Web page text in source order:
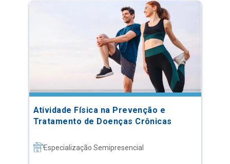
Atividade Física na Prevenção e
Tratamento de Doenças Crônicas
Especialização Semipresencial